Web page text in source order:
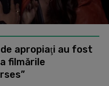
de apropiaţi au fost
filmările